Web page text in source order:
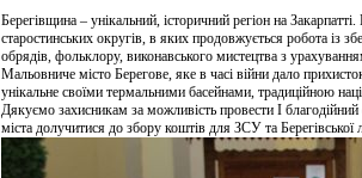
Берегівщина – унікальний, історичний регіон на
старостинських округів, в яких продовжується робота із
обрядів, фольклору, виконавського мистецтва з
Мальовниче місто Берегове, яке в часі війни дало
унікальне своїми термальними басейнами, традиційною
Дякуємо захисникам за можливість провести І
міста долучитися до збору коштів для ЗСУ та Берегівської